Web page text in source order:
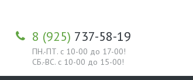
8 (925) 737-58-19
ПН.-ПТ. с 10-00 до 17-00!
СБ.-ВС. с 10-00 до 15-00!